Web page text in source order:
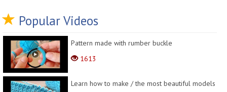
Popular Videos
Pattern made with rumber buckle
1613
Learn how to make / the most beautiful models